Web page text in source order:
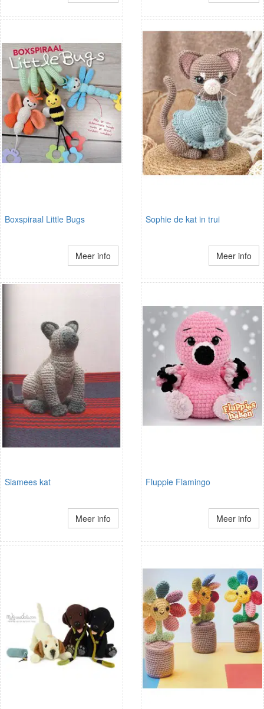
Boxspiraal Little Bugs
Meer info
Sophie de kat in trui
Meer info
Siamees kat
Meer info
Fluppie Flamingo
Meer info